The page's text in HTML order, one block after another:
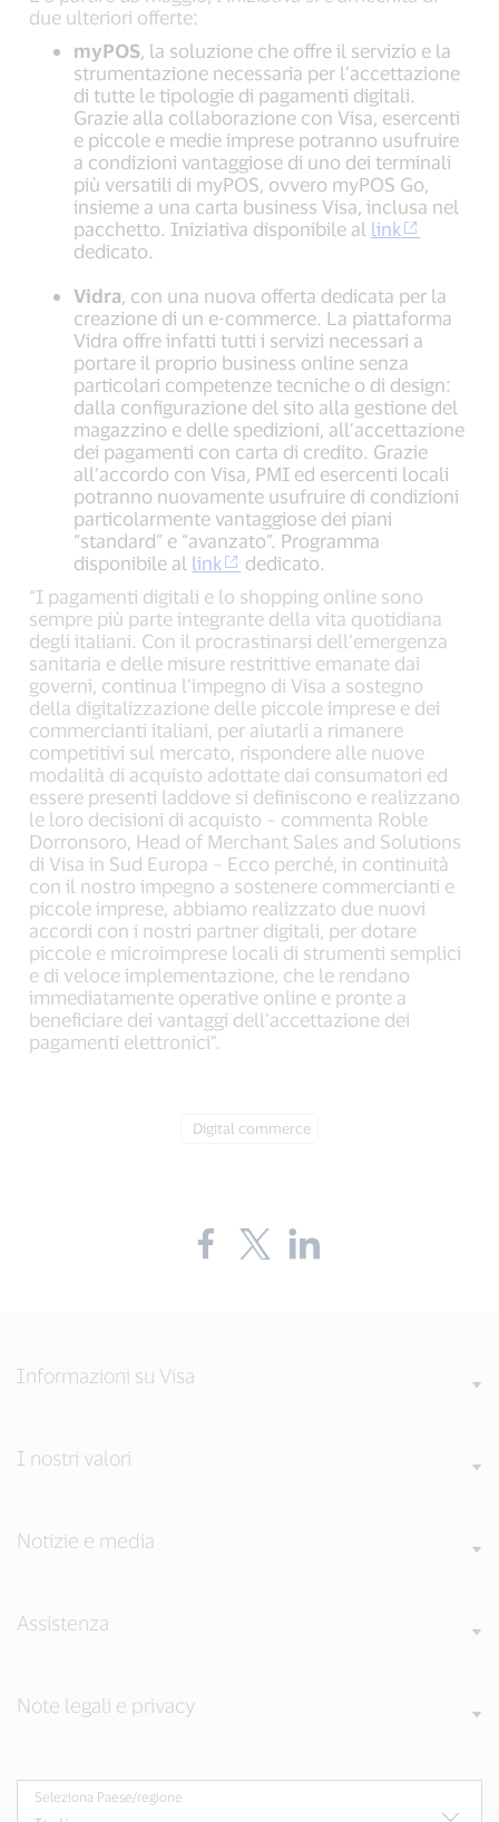
due ulteriori offerte:
myPOS , la soluzione che offre il servizio e la
strumentazione necessaria per l’accettazione
di tutte le tipologie di pagamenti digitali.
Grazie alla collaborazione con Visa, esercenti
e piccole e medie imprese potranno usufruire
a condizioni vantaggiose di uno dei terminali
più versatili di myPOS, ovvero myPOS Go,
insieme a una carta business Visa, inclusa nel
pacchetto. Iniziativa disponibile al link
dedicato.
Vidra , con una nuova offerta dedicata per la
creazione di un e-commerce. La piattaforma
Vidra offre infatti tutti i servizi necessari a
portare il proprio business online senza
particolari competenze tecniche o di design:
dalla configurazione del sito alla gestione del
magazzino e delle spedizioni, all’accettazione
dei pagamenti con carta di credito. Grazie
all’accordo con Visa, PMI ed esercenti locali
potranno nuovamente usufruire di condizioni
particolarmente vantaggiose dei piani
“standard” e “avanzato”. Programma
disponibile al link
dedicato.
“I pagamenti digitali e lo shopping online sono
sempre più parte integrante della vita quotidiana
degli italiani. Con il procrastinarsi dell’emergenza
sanitaria e delle misure restrittive emanate dai
governi, continua l’impegno di Visa a sostegno
della digitalizzazione delle piccole imprese e dei
commercianti italiani, per aiutarli a rimanere
competitivi sul mercato, rispondere alle nuove
modalità di acquisto adottate dai consumatori ed
essere presenti laddove si definiscono e realizzano
le loro decisioni di acquisto – commenta Roble
Dorronsoro, Head of Merchant Sales and Solutions
di Visa in Sud Europa – Ecco perché, in continuità
con il nostro impegno a sostenere commercianti e
piccole imprese, abbiamo realizzato due nuovi
accordi con i nostri partner digitali, per dotare
piccole e microimprese locali di strumenti semplici
e di veloce implementazione, che le rendano
immediatamente operative online e pronte a
beneficiare dei vantaggi dell’accettazione dei
pagamenti elettronici”.
Tag:
Digital commerce
Share
the
Share
the
Informazioni su Visa
I nostri valori
Notizie e media
Assistenza
Note legali e privacy
Seleziona Paese/regione